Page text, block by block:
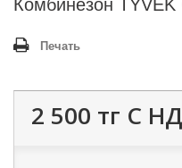
Комбинезон TYVEK
Печать
2 500 тг С